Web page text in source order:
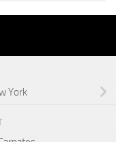
York